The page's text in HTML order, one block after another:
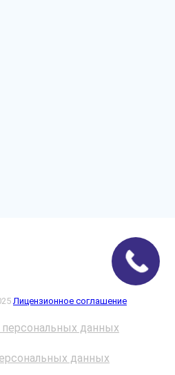
Лицензионное соглашение
персональных данных
данных